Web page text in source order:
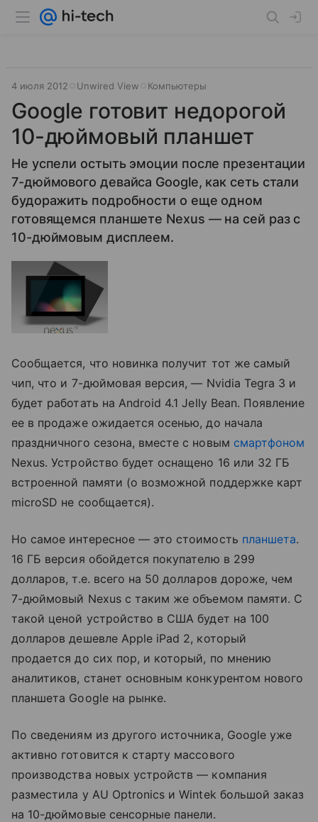
4 июля 2012 Unwired View Компьютеры
Google готовит недорогой
10-дюймовый планшет
Не успели остыть эмоции после презентации
7-дюймового девайса Google, как сеть стали
будоражить подробности о еще одном
готовящемся планшете Nexus — на сей раз с
10-дюймовым дисплеем.
Сообщается, что новинка получит тот же самый
чип, что и 7-дюймовая версия, — Nvidia Tegra 3 и
будет работать на Android 4.1 Jelly Bean. Появление
ее в продаже ожидается осенью, до начала
праздничного сезона, вместе с новым смартфоном
Nexus. Устройство будет оснащено 16 или 32 ГБ
встроенной памяти (о возможной поддержке карт
microSD не сообщается).
Но самое интересное — это стоимость планшета.
16 ГБ версия обойдется покупателю в 299
долларов, т.е. всего на 50 долларов дороже, чем
7-дюймовый Nexus с таким же объемом памяти. С
такой ценой устройство в США будет на 100
долларов дешевле Apple iPad 2, который
продается до сих пор, и который, по мнению
аналитиков, станет основным конкурентом нового
планшета Google на рынке.
По сведениям из другого источника, Google уже
активно готовится к старту массового
производства новых устройств — компания
разместила у AU Optronics и Wintek большой заказ
на 10-дюймовые сенсорные панели.